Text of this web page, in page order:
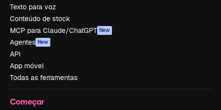
Texto para voz
Conteúdo de stock
MCP para Claude/ChatGPT New
Agentes New
API
App móvel
Todas as ferramentas
Começar